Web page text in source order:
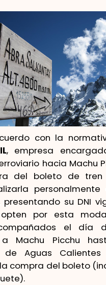
con la
, empresa
hacia Machu
del boleto de tren
personalmente
presentando su DNI
opten por esta
el día
Machu Picchu
de Aguas Calientes
compra del boleto